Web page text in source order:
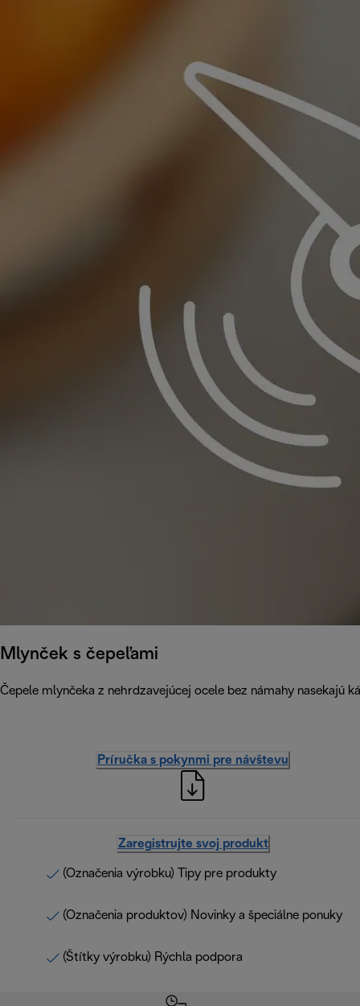
Mlynček s čepeľami
Čepele mlynčeka z nehrdzavejúcej ocele bez námahy nasekajú
Príručka s pokynmi pre návštevu
Zaregistrujte svoj produkt
(Označenia výrobku) Tipy pre produkty
(Označenia produktov) Novinky a špeciálne ponuky
(Štítky výrobku) Rýchla podpora